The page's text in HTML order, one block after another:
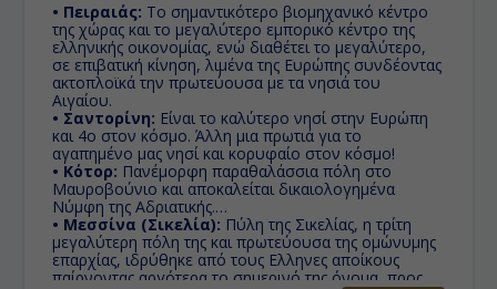
• Πειραιάς: Το σημαντικότερο βιομηχανικό κέντρο
της χώρας και το μεγαλύτερο εμπορικό κέντρο της
ελληνικής οικονομίας, ενώ διαθέτει το μεγαλύτερο,
σε επιβατική κίνηση, λιμένα της Ευρώπης συνδέοντας
ακτοπλοϊκά την πρωτεύουσα με τα νησιά του
Αιγαίου.
• Σαντορίνη: Είναι το καλύτερο νησί στην Ευρώπη
και 4ο στον κόσμο. Άλλη μια πρωτιά για το
αγαπημένο μας νησί και κορυφαίο στον κόσμο!
• Κότορ: Πανέμορφη παραθαλάσσια πόλη στο
Μαυροβούνιο και αποκαλείται δικαιολογημένα
Νύμφη της Αδριατικής.
• Μεσσίνα (Σικελία): Πύλη της Σικελίας, η τρίτη
μεγαλύτερη πόλη της και πρωτεύουσα της ομώνυμης
επαρχίας, ιδρύθηκε από τους Ελληνες αποίκους
παίρνοντας αργότερα το σημερινό της όνομα, προς